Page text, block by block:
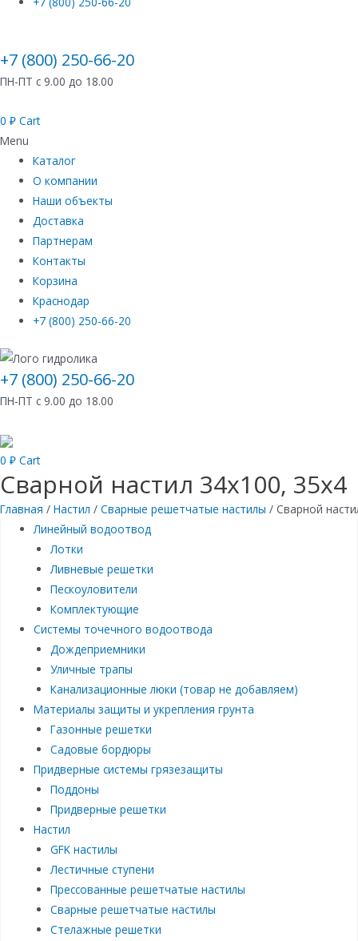
+7 (800) 250-66-20
ПН-ПТ с 9.00 до 18.00
0 ₽ Cart
Menu
Каталог
О компании
Наши объекты
Доставка
Партнерам
Контакты
Корзина
Краснодар
+7 (800) 250-66-20
+7 (800) 250-66-20
ПН-ПТ с 9.00 до 18.00
0 ₽ Cart
Сварной настил 34х100, 35х4
Главная / Настил / Сварные решетчатые настилы / Сварной
Линейный водоотвод
Лотки
Ливневые решетки
Пескоуловители
Комплектующие
Системы точечного водоотвода
Дождеприемники
Уличные трапы
Канализационные люки (товар не добавляем)
Материалы защиты и укрепления грунта
Газонные решетки
Садовые бордюры
Придверные системы грязезащиты
Поддоны
Придверные решетки
Настил
GFK настилы
Лестичные ступени
Прессованные решетчатые настилы
Сварные решетчатые настилы
Стелажные решетки